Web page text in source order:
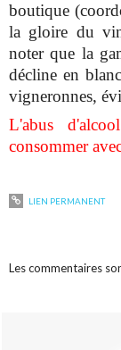
boutique
la gloire du
noter que la
décline en
vigneronnes,
L'abus
consommer
LIEN PERMANENT
Les commentaires